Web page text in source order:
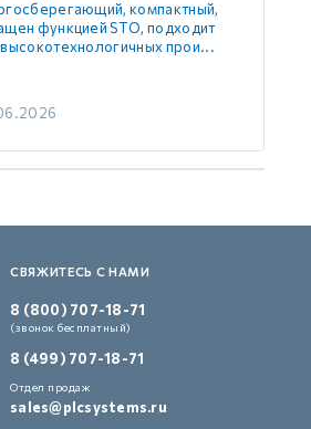
компактный,
функцией STO, подходит
прои...
СВЯЖИТЕСЬ С НАМИ
8 (800) 707-18-71
(звонок бесплатный)
8 (499) 707-18-71
Отдел продаж
sales@plcsystems.ru